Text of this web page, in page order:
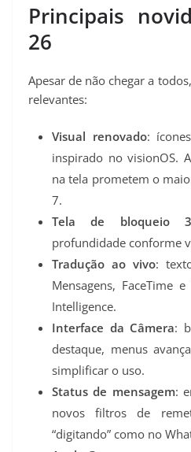
Principais
26
Apesar de não chegar a
relevantes:
Visual renovado:
inspirado no visionOS.
na tela prometem o
7.
Tela de bloqueio
profundidade conforme
Tradução ao vivo:
Mensagens, FaceTime
Intelligence.
Interface da Câmera:
destaque, menus
simplificar o uso.
Status de mensagem:
novos filtros de
“digitando” como no